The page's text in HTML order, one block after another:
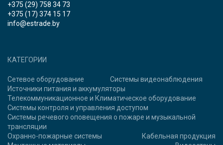
+375 (29) 758 34 73
+375 (17) 374 15 17
info@estrade.by
КАТЕГОРИИ
Сетевое оборудование
Системы видеонаблюдения
Источники питания и аккумуляторы
Телекоммуникационное и Климатическое оборудование
Системы контроля и управления доступом
Системы речевого оповещения о пожаре и музыкальной
трансляции
Охранно-пожарные системы
Кабельная продукция